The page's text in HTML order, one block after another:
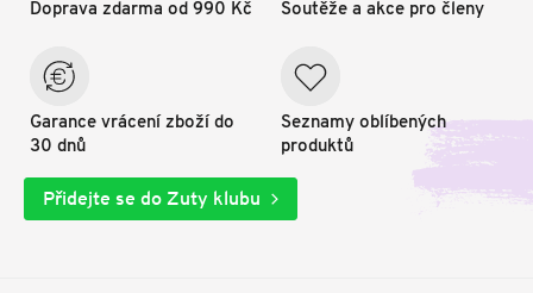
Doprava zdarma od 990 Kč
Garance vrácení zboží do
30 dnů
Soutěže a akce pro členy
Seznamy oblíbených
produktů
Přidejte se do Zuty klubu